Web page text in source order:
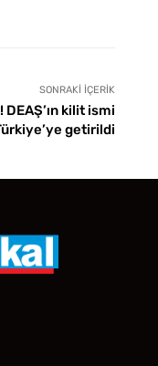
SONRAKI İÇERIK
kilit ismi
getirildi